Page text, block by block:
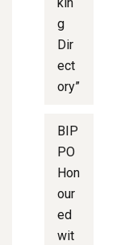
kin
g
Dir
ect
ory”
BIP
PO
Hon
our
ed
wit